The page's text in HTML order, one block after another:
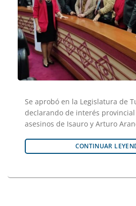
Se aprobó en la Legislatura de
declarando de interés
asesinos de Isauro y Arturo
CONTINUAR